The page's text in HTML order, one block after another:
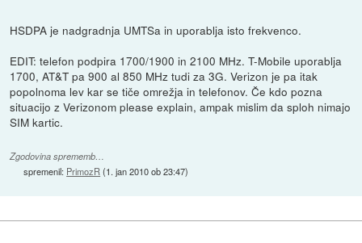
HSDPA je nadgradnja UMTSa in uporablja isto frekvenco.
EDIT: telefon podpira 1700/1900 in 2100 MHz. T-Mobile uporablja
1700, AT&T pa 900 al 850 MHz tudi za 3G. Verizon je pa itak
popolnoma lev kar se tiče omrežja in telefonov. Če kdo pozna
situacijo z Verizonom please explain, ampak mislim da sploh nimajo
SIM kartic.
Zgodovina sprememb…
spremenil: PrimozR (1. jan 2010 ob 23:47)